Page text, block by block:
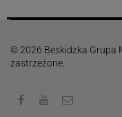
© 2026 Beskidzka Grupa
zastrzeżone.